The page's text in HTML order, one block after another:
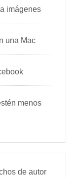
imágenes
una Mac
menos
de autor